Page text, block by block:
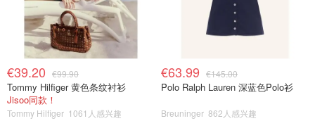
€39.20 €99.90
Tommy Hilfiger 黄色条纹衬衫
Jisoo同款！
Tommy Hilfiger 1061人感兴趣
€63.99 €145.00
Polo Ralph Lauren 深蓝色Polo衫
Breuninger 862人感兴趣